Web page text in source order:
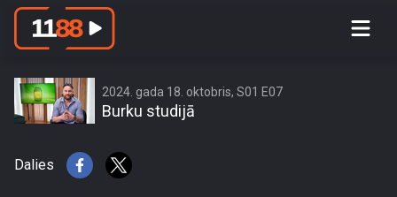
\"Zāģēšana\" grūtniecības laikā – kā
2024. gada 18. oktobris, S01 E07
Burku studijā
Dalies